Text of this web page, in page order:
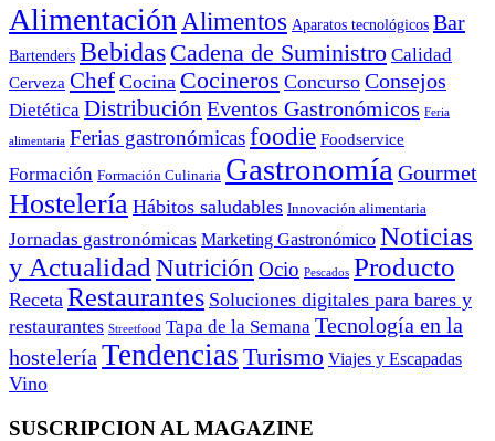
Alimentación Alimentos Aparatos tecnológicos Bar
Bartenders Bebidas Cadena de Suministro Calidad
Cerveza Chef Cocina Cocineros Concurso Consejos
Dietética Distribución Eventos Gastronómicos Feria
alimentaria Ferias gastronómicasfoodie Foodservice
Formación Formación Culinaria Gastronomía Gourmet
Hostelería Hábitos saludables Innovación alimentaria
Jornadas gastronómicas Marketing Gastronómico Noticias
y Actualidad Nutrición Ocio Pescados Producto
Receta Restaurantes Soluciones digitales para bares y
restaurantes Streetfood Tapa de la Semana Tecnología en la
hostelería Tendencias Turismo Viajes y Escapadas
Vino
SUSCRIPCION AL MAGAZINE